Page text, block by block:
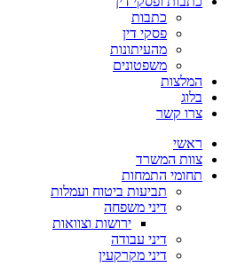
כתבות
פסקי דין
מהעיתונות
משפטונים
המלצות
בלוג
צרו קשר
ראשי
צוות המשרד
תחומי התמחות
תביעות ביטוח ועמלות
דיני משפחה
ירושות וצוואות
דיני עבודה
דיני מקרקעין